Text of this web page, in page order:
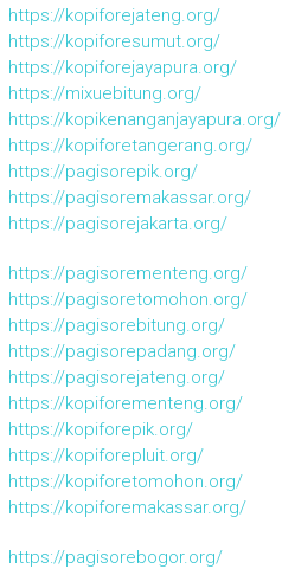
https://kopiforejateng.org/
https://kopiforesumut.org/
https://kopiforejayapura.org/
https://mixuebitung.org/
https://kopikenanganjayapura.org/
https://kopiforetangerang.org/
https://pagisorepik.org/
https://pagisoremakassar.org/
https://pagisorejakarta.org/
https://pagisorementeng.org/
https://pagisoretomohon.org/
https://pagisorebitung.org/
https://pagisorepadang.org/
https://pagisorejateng.org/
https://kopiforementeng.org/
https://kopiforepik.org/
https://kopiforepluit.org/
https://kopiforetomohon.org/
https://kopiforemakassar.org/
https://pagisorebogor.org/